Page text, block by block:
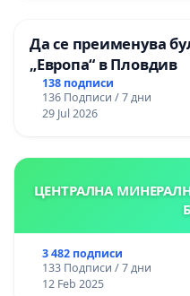
Да се преименува
„Европа“ в Пловдив
138 подписи
136 Подписи / 7 дни
29 Jul 2026
ЦЕНТРАЛНА
3 482 подписи
133 Подписи / 7 дни
12 Feb 2025